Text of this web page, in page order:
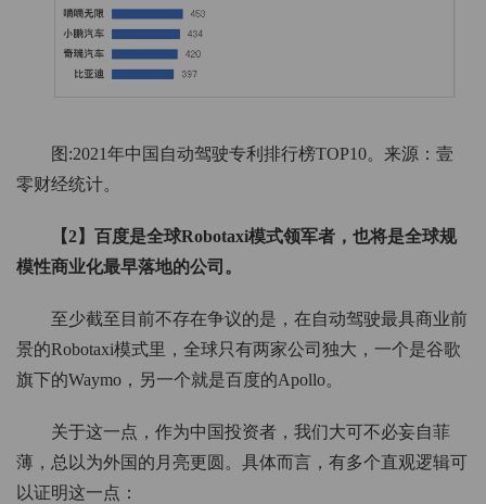
图:2021年中国自动驾驶专利排行榜TOP10。来源：壹
零财经统计。
【2】百度是全球Robotaxi模式领军者，也将是全球规
模性商业化最早落地的公司。
至少截至目前不存在争议的是，在自动驾驶最具商业前
景的Robotaxi模式里，全球只有两家公司独大，一个是谷歌
旗下的Waymo，另一个就是百度的Apollo。
关于这一点，作为中国投资者，我们大可不必妄自菲
薄，总以为外国的月亮更圆。具体而言，有多个直观逻辑可
以证明这一点：